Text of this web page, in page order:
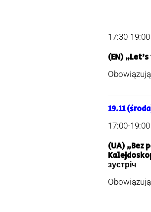
17:30-19:00
(EN)
19.11
17:00-19:00
(UA)
зустріч